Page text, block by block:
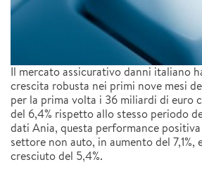
Il mercato assicurativo danni italiano
crescita robusta nei primi nove mesi
per la prima volta i 36 miliardi di euro
del 6,4% rispetto allo stesso periodo
dati Ania, questa performance
settore non auto, in aumento del 7,1%,
cresciuto del 5,4%.​